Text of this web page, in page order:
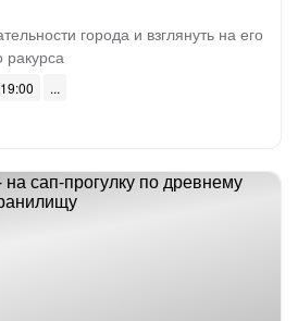
города и взглянуть на его
ракурса